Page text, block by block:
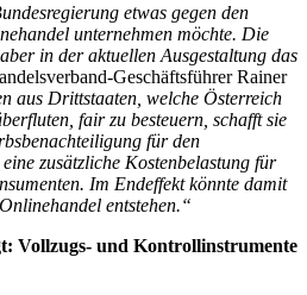
etwas gegen den
unternehmen möchte. Die
in der aktuellen Ausgestaltung das
Geschäftsführer Rainer
aus Drittstaaten, welche Österreich
fair zu besteuern, schafft sie
für den
zusätzliche Kostenbelastung für
Im Endeffekt könnte damit
entstehen.“
Vollzugs- und Kontrollinstrumente